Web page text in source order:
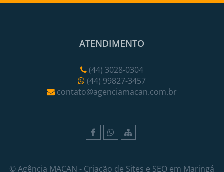
ATENDIMENTO
(44) 3028-0304
(44) 99827-3457
contato@agenciamacan.com.br
©Agência MACAN - Criação de Sites e SEO em Maringá